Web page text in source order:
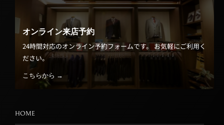
オンライン来店予約
24時間対応のオンライン予約フォームです。 お気軽にご利用く
ださい。
こちらから →
HOME